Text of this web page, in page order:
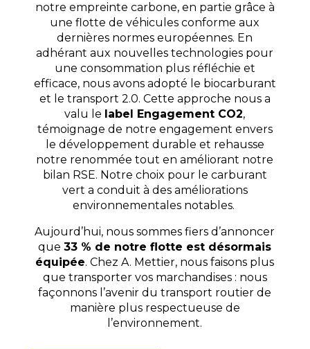
notre empreinte carbone, en partie grâce à
une flotte de véhicules conforme aux
dernières normes européennes. En
adhérant aux nouvelles technologies pour
une consommation plus réfléchie et
efficace, nous avons adopté le biocarburant
et le transport 2.0. Cette approche nous a
valu le label Engagement CO2,
témoignage de notre engagement envers
le développement durable et rehausse
notre renommée tout en améliorant notre
bilan RSE. Notre choix pour le carburant
vert a conduit à des améliorations
environnementales notables.
Aujourd’hui, nous sommes fiers d’annoncer
que33 % de notre flotte est désormais
équipée. Chez A. Mettier, nous faisons plus
que transporter vos marchandises : nous
façonnons l’avenir du transport routier de
manière plus respectueuse de
l’environnement.